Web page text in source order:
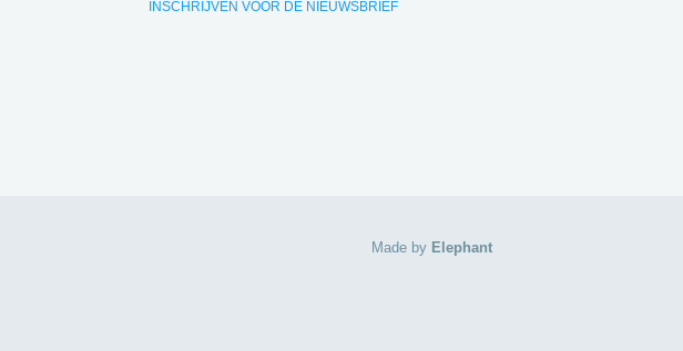
INSCHRIJVEN VOOR DE NIEUWSBRIEF
Made by Elephant